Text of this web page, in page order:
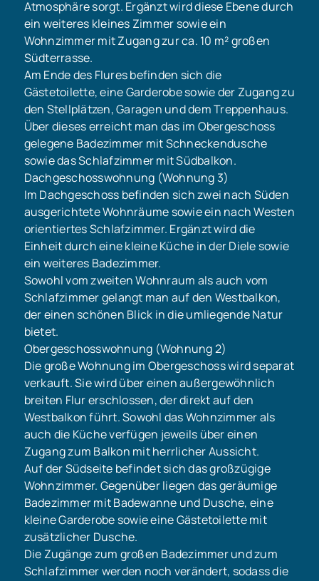
Atmosphäre sorgt. Ergänzt wird diese Ebene durch
ein weiteres kleines Zimmer sowie ein
Wohnzimmer mit Zugang zur ca. 10 m² großen
Südterrasse.
Am Ende des Flures befinden sich die
Gästetoilette, eine Garderobe sowie der Zugang zu
den Stellplätzen, Garagen und dem Treppenhaus.
Über dieses erreicht man das im Obergeschoss
gelegene Badezimmer mit Schneckendusche
sowie das Schlafzimmer mit Südbalkon.
Dachgeschosswohnung (Wohnung 3)
Im Dachgeschoss befinden sich zwei nach Süden
ausgerichtete Wohnräume sowie ein nach Westen
orientiertes Schlafzimmer. Ergänzt wird die
Einheit durch eine kleine Küche in der Diele sowie
ein weiteres Badezimmer.
Sowohl vom zweiten Wohnraum als auch vom
Schlafzimmer gelangt man auf den Westbalkon,
der einen schönen Blick in die umliegende Natur
bietet.
Obergeschosswohnung (Wohnung 2)
Die große Wohnung im Obergeschoss wird separat
verkauft. Sie wird über einen außergewöhnlich
breiten Flur erschlossen, der direkt auf den
Westbalkon führt. Sowohl das Wohnzimmer als
auch die Küche verfügen jeweils über einen
Zugang zum Balkon mit herrlicher Aussicht.
Auf der Südseite befindet sich das großzügige
Wohnzimmer. Gegenüber liegen das geräumige
Badezimmer mit Badewanne und Dusche, eine
kleine Garderobe sowie eine Gästetoilette mit
zusätzlicher Dusche.
Die Zugänge zum großen Badezimmer und zum
Schlafzimmer werden noch verändert, sodass die